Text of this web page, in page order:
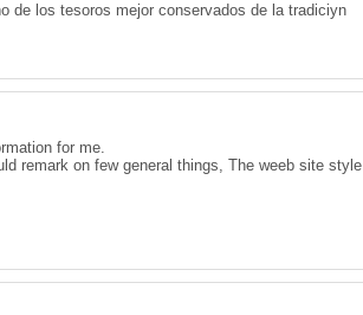
de los tesoros mejor conservados de la tradiciуn
for me.
remark on few general things, The weeb site style